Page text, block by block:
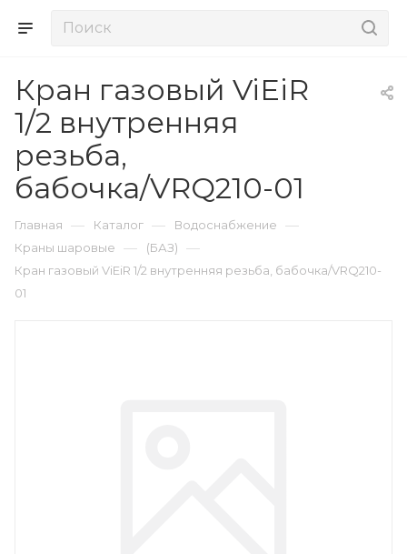
Кран газовый ViEiR
1/2 внутренняя
резьба,
бабочка/VRQ210-01
Главная — Каталог — Водоснабжение —
Краны шаровые — (БАЗ) —
Кран газовый ViEiR 1/2 внутренняя резьба, бабочка/VRQ210-
01